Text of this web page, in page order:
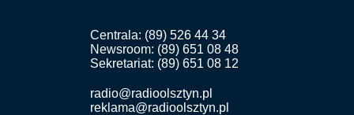
Centrala: (89) 526 44 34
Newsroom: (89) 651 08 48
Sekretariat: (89) 651 08 12
radio@radioolsztyn.pl
reklama@radioolsztyn.pl